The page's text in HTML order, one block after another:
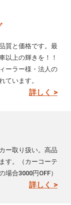
質と価格です。最
以上の輝きを！！
ーラー様・法人の
ています。
詳しく >
ー取り扱い。高品
す。（カーコーテ
合3000円OFF）
詳しく >